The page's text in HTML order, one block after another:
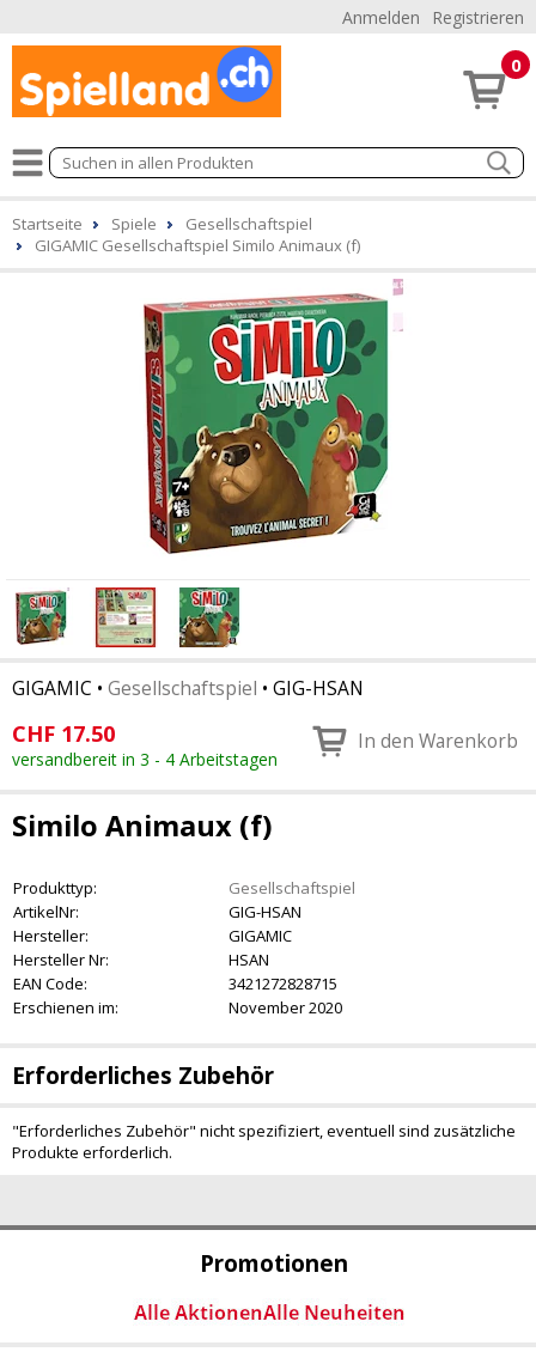
Anmelden Registrieren
0
Promotionen
Startseite Spiele
Gesellschaftspiel
GIGAMIC Gesellschaftspiel Similo Animaux (f)
GIGAMIC • Gesellschaftspiel • GIG-HSAN
CHF 17.50
versandbereit in 3 - 4 Arbeitstagen
In den Warenkorb
Similo Animaux (f)
Produkttyp:
Gesellschaftspiel
ArtikelNr:
GIG-HSAN
Hersteller:
GIGAMIC
Hersteller Nr:
HSAN
EAN Code:
3421272828715
Erschienen im:
November 2020
Erforderliches Zubehör
"Erforderliches Zubehör" nicht spezifiziert, eventuell sind zusätzliche
Produkte erforderlich.